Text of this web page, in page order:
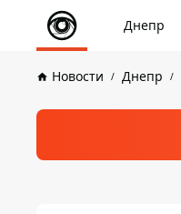
Днепр
Новости Днепр